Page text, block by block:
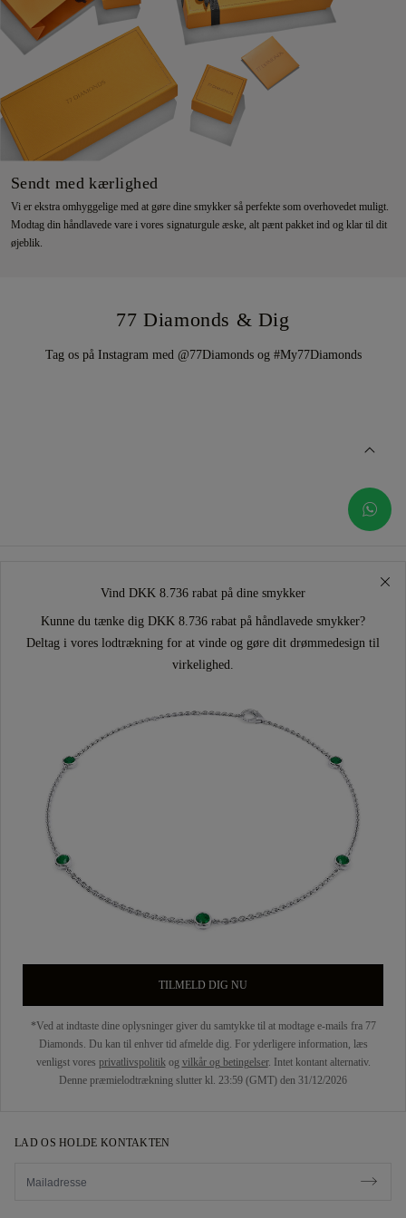
Sendt med kærlighed
Vi er ekstra omhyggelige med at gøre dine smykker så perfekte som overhovedet muligt.
Modtag din håndlavede vare i vores signaturgule æske, alt pænt pakket ind og klar til dit
øjeblik.
77 Diamonds & Dig
Tag os på Instagram med @77Diamonds og #My77Diamonds
Vind DKK 8.736 rabat på dine smykker
Kunne du tænke dig DKK 8.736 rabat på håndlavede smykker?
Deltag i vores lodtrækning for at vinde og gøre dit drømmedesign til
virkelighed.
TILMELD DIG NU
*Ved at indtaste dine oplysninger giver du samtykke til at modtage e-mails fra 77
Diamonds. Du kan til enhver tid afmelde dig. For yderligere information, læs
venligst vores privatlivspolitikog vilkår og betingelser. Intet kontant alternativ.
Denne præmielodtrækning slutter kl. 23:59 (GMT) den 31/12/2026
LAD OS HOLDE KONTAKTEN